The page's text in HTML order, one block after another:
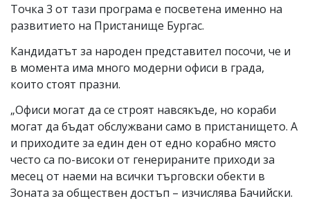
Точка 3 от тази програма е посветена именно на
развитието на Пристанище Бургас.
Кандидатът за народен представител посочи, че и
в момента има много модерни офиси в града,
които стоят празни.
„Офиси могат да се строят навсякъде, но кораби
могат да бъдат обслужвани само в пристанището. А
и приходите за един ден от едно корабно място
често са по-високи от генерираните приходи за
месец от наеми на всички търговски обекти в
Зоната за обществен достъп – изчислява Бачийски.